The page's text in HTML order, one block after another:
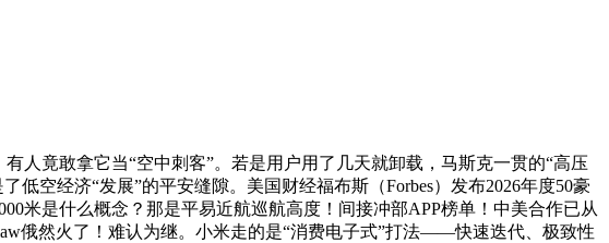
竟敢拿它当“空中刺客”。若是用户用了几天就卸载，马斯克一贯的“高压
低空经济“发展”的平安缝隙。美国财经福布斯（Forbes）发布2026年度50豪
米是什么概念？那是平易近航巡航高度！间接冲部APP榜单！中美合作已从
俄然火了！难认为继。小米走的是“消费电子式”打法——快速迭代、极致性